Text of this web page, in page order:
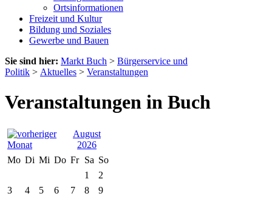
Ortsinformationen
Freizeit und Kultur
Bildung und Soziales
Gewerbe und Bauen
Sie sind hier: Markt Buch > Bürgerservice und
Politik > Aktuelles > Veranstaltungen
Veranstaltungen in Buch
August
2026
Mo Di Mi Do Fr Sa So
1
2
3
4 5 6 7 8
9